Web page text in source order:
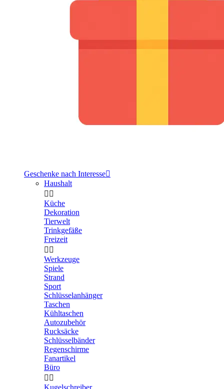
Geschenke nach Interesse
Haushalt
 
Küche
Dekoration
Tierwelt
Trinkgefäße
Freizeit
 
Werkzeuge
Spiele
Strand
Sport
Schlüsselanhänger
Taschen
Kühltaschen
Autozubehör
Rucksäcke
Schlüsselbänder
Regenschirme
Fanartikel
Büro
 
Kugelschreiber